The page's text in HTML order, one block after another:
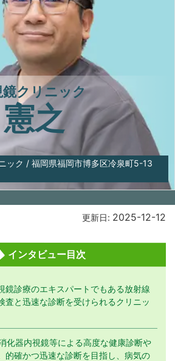
鏡クリニック
之
ック / 福岡県福岡市博多区冷泉町5-13
更新日: 2025-12-12
インタビュー目次
鏡診療のエキスパートでもある放射線
査と迅速な診断を受けられるクリニッ
化器内視鏡等による高度な健康診断や
的確かつ迅速な診断を目指し、病気の